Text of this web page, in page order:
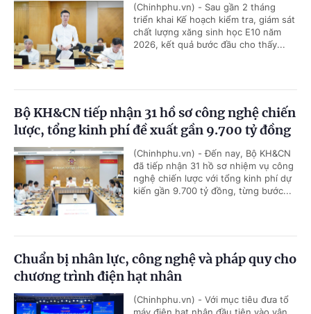
(Chinhphu.vn) - Sau gần 2 tháng
triển khai Kế hoạch kiểm tra, giám sát
chất lượng xăng sinh học E10 năm
2026, kết quả bước đầu cho thấy...
Bộ KH&CN tiếp nhận 31 hồ sơ công nghệ chiến
lược, tổng kinh phí đề xuất gần 9.700 tỷ đồng
(Chinhphu.vn) - Đến nay, Bộ KH&CN
đã tiếp nhận 31 hồ sơ nhiệm vụ công
nghệ chiến lược với tổng kinh phí dự
kiến gần 9.700 tỷ đồng, từng bước...
Chuẩn bị nhân lực, công nghệ và pháp quy cho
chương trình điện hạt nhân
(Chinhphu.vn) - Với mục tiêu đưa tổ